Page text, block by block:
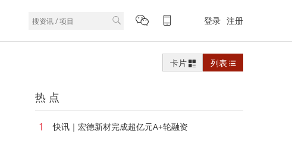
登录 注册
卡片 列表
热 点
1 快讯｜宏德新材完成超亿元A+轮融资